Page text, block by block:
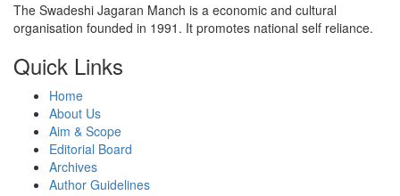
The Swadeshi Jagaran Manch is a economic and cultural
organisation founded in 1991. It promotes national self reliance.
Quick Links
Home
About Us
Aim & Scope
Editorial Board
Archives
Author Guidelines